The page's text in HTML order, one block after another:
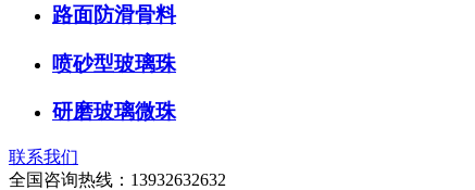
路面防滑骨料
喷砂型玻璃珠
研磨玻璃微珠
联系我们
全国咨询热线： 13932632632